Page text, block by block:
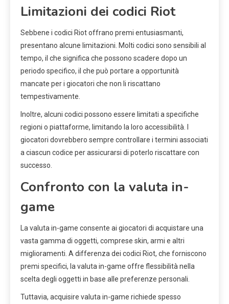
Limitazioni dei codici Riot
Sebbene i codici Riot offrano premi entusiasmanti,
presentano alcune limitazioni. Molti codici sono sensibili al
tempo, il che significa che possono scadere dopo un
periodo specifico, il che può portare a opportunità
mancate per i giocatori che non li riscattano
tempestivamente.
Inoltre, alcuni codici possono essere limitati a specifiche
regioni o piattaforme, limitando la loro accessibilità. I
giocatori dovrebbero sempre controllare i termini associati
a ciascun codice per assicurarsi di poterlo riscattare con
successo.
Confronto con la valuta in-
game
La valuta in-game consente ai giocatori di acquistare una
vasta gamma di oggetti, comprese skin, armi e altri
miglioramenti. A differenza dei codici Riot, che forniscono
premi specifici, la valuta in-game offre flessibilità nella
scelta degli oggetti in base alle preferenze personali.
Tuttavia, acquisire valuta in-game richiede spesso